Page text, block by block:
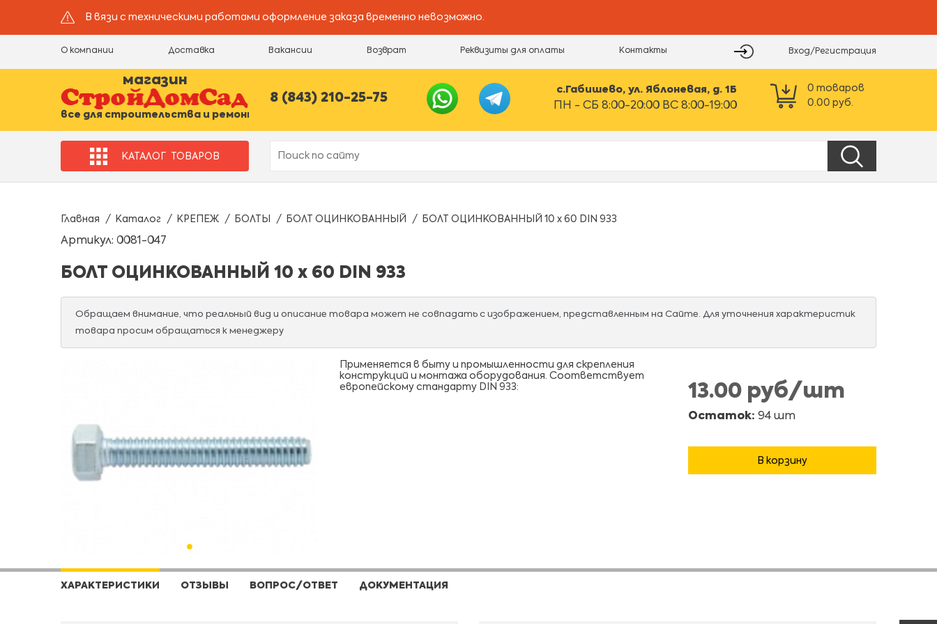
В вязи с техническими работами оформление заказа временно невозможно.
О компании Доставка Вакансии Возврат Реквизиты для оплаты Контакты Вход/Регистрация
магазин
все для строительства и ремонта
8 (843) 210-25-75
с.Габишево, ул. Яблоневая, д. 1Б
ПН - СБ 8:00-20:00 ВС 8:00-19:00
0 товаров
0.00 руб.
КАТАЛОГ ТОВАРОВ
Главная Каталог КРЕПЕЖ БОЛТЫ БОЛТ ОЦИНКОВАННЫЙ БОЛТ ОЦИНКОВАННЫЙ 10 х 60 DIN 933
Артикул: 0081-047
БОЛТ ОЦИНКОВАННЫЙ 10 х 60 DIN 933
Обращаем внимание, что реальный вид и описание товара может не совпадать с изображением, представленным на Сайте. Для уточнения характеристик
товара просим обращаться к менеджеру
Применяется в быту и промышленности для скрепления
конструкций и монтажа оборудования. Соответствует
европейскому стандарту DIN 933:
13.00 руб/шт
Остаток: 94 шт
В корзину
ХАРАКТЕРИСТИКИ ОТЗЫВЫ ВОПРОС/ОТВЕТ ДОКУМЕНТАЦИЯ